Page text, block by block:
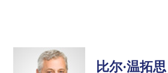
比尔·温拓思